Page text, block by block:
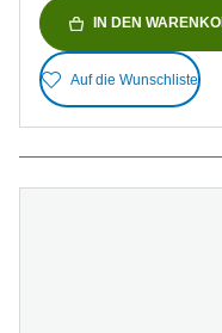
IN DEN
Auf die Wunschliste